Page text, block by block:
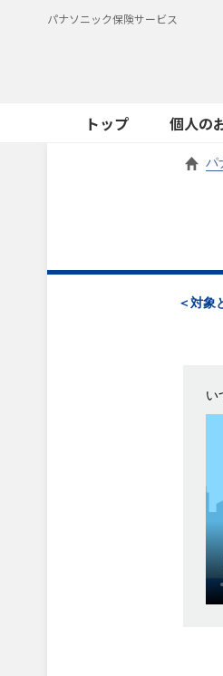
パナソニック保険サービス
トップ 個人の
パ
＜対象
い